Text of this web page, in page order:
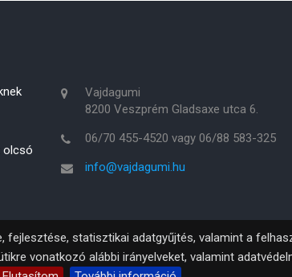
olcsó
Vajdagumi
8200 Veszprém Gladsaxe utca 6.
06/70 455-4520 vagy 06/88 583-325
info@vajdagumi.hu
statisztikai adatgyűjtés, valamint a
vonatkozó alábbi irányelveket, valamint